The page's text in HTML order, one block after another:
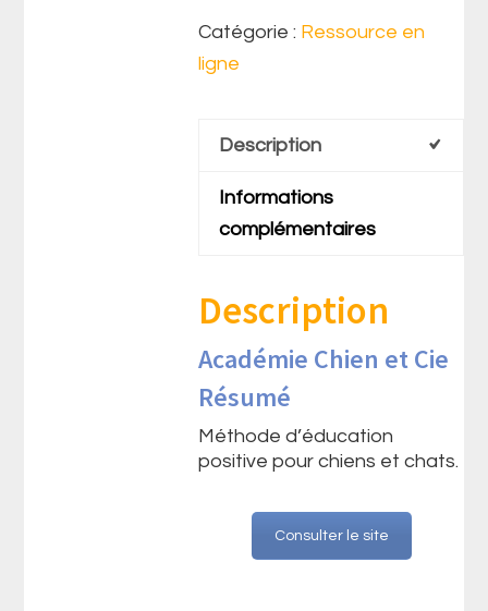
Catégorie : Ressource en
ligne
Description
Informations
complémentaires
Description
Académie Chien et Cie
Résumé
Méthode d’éducation
positive pour chiens et chats.
Consulter le site